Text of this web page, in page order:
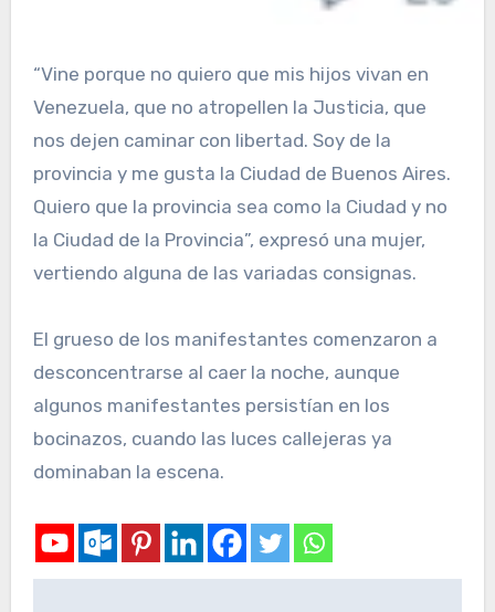
“Vine porque no quiero que mis hijos vivan en
Venezuela, que no atropellen la Justicia, que
nos dejen caminar con libertad. Soy de la
provincia y me gusta la Ciudad de Buenos Aires.
Quiero que la provincia sea como la Ciudad y no
la Ciudad de la Provincia”, expresó una mujer,
vertiendo alguna de las variadas consignas.
El grueso de los manifestantes comenzaron a
desconcentrarse al caer la noche, aunque
algunos manifestantes persistían en los
bocinazos, cuando las luces callejeras ya
dominaban la escena.